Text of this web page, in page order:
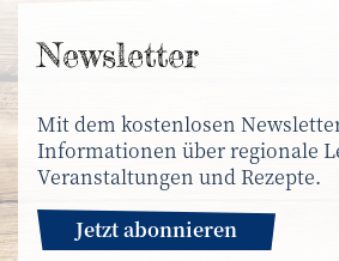
News­letter
Mit dem kostenlosen
Informationen über regionale
Veranstaltungen und Rezepte.
Jetzt abonnieren